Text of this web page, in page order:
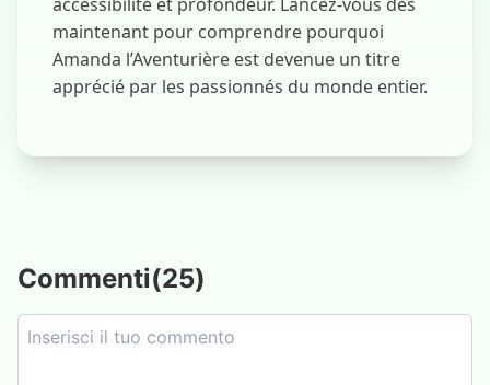
maintenant pour comprendre pourquoi
Amanda l’Aventurière est devenue un titre
apprécié par les passionnés du monde entier.
Commenti(25)